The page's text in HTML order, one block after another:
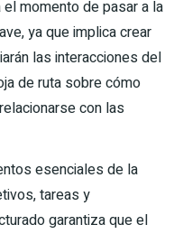
momento de pasar a la
ya que implica crear
las interacciones del
de ruta sobre cómo
con las
esenciales de la
tareas y
garantiza que el